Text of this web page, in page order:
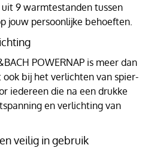
9 warmtestanden tussen
jouw persoonlijke behoeften.
POWERNAP is meer dan
bij het verlichten van spier-
iedereen die na een drukke
en verlichting van
veilig in gebruik